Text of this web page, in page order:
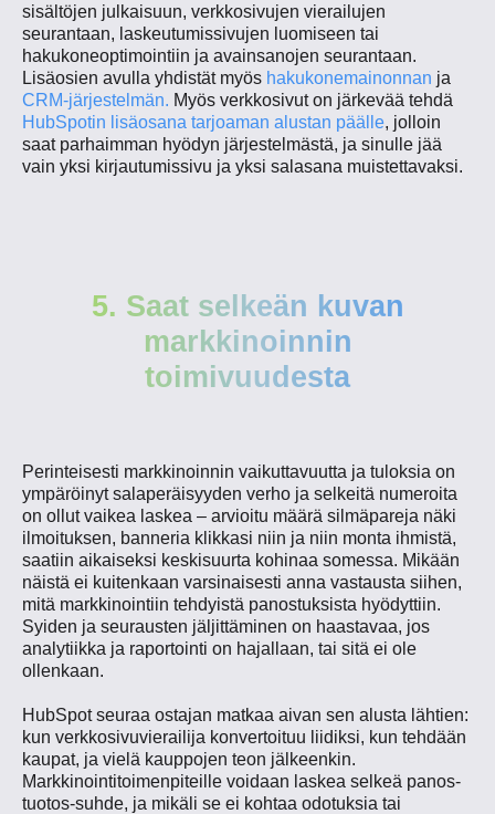
sisältöjen julkaisuun, verkkosivujen vierailujen
seurantaan, laskeutumissivujen luomiseen tai
hakukoneoptimointiin ja avainsanojen seurantaan.
Lisäosien avulla yhdistät myös hakukonemainonnan ja
CRM-järjestelmän. Myös verkkosivut on järkevää tehdä
HubSpotin lisäosana tarjoaman alustan päälle, jolloin
saat parhaimman hyödyn järjestelmästä, ja sinulle jää
vain yksi kirjautumissivu ja yksi salasana muistettavaksi.
5. Saat selkeän kuvan
markkinoinnin
toimivuudesta
Perinteisesti markkinoinnin vaikuttavuutta ja tuloksia on
ympäröinyt salaperäisyyden verho ja selkeitä numeroita
on ollut vaikea laskea – arvioitu määrä silmäpareja näki
ilmoituksen, banneria klikkasi niin ja niin monta ihmistä,
saatiin aikaiseksi keskisuurta kohinaa somessa. Mikään
näistä ei kuitenkaan varsinaisesti anna vastausta siihen,
mitä markkinointiin tehdyistä panostuksista hyödyttiin.
Syiden ja seurausten jäljittäminen on haastavaa, jos
analytiikka ja raportointi on hajallaan, tai sitä ei ole
ollenkaan.
HubSpot seuraa ostajan matkaa aivan sen alusta lähtien:
kun verkkosivuvierailija konvertoituu liidiksi, kun tehdään
kaupat, ja vielä kauppojen teon jälkeenkin.
Markkinointitoimenpiteille voidaan laskea selkeä panos-
tuotos-suhde, ja mikäli se ei kohtaa odotuksia tai